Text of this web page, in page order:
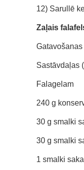
12) Sarullē
Zaļais
Sastāvdaļas
Falagelam
240 g
30 g smalki
30 g smalki
1 smalki